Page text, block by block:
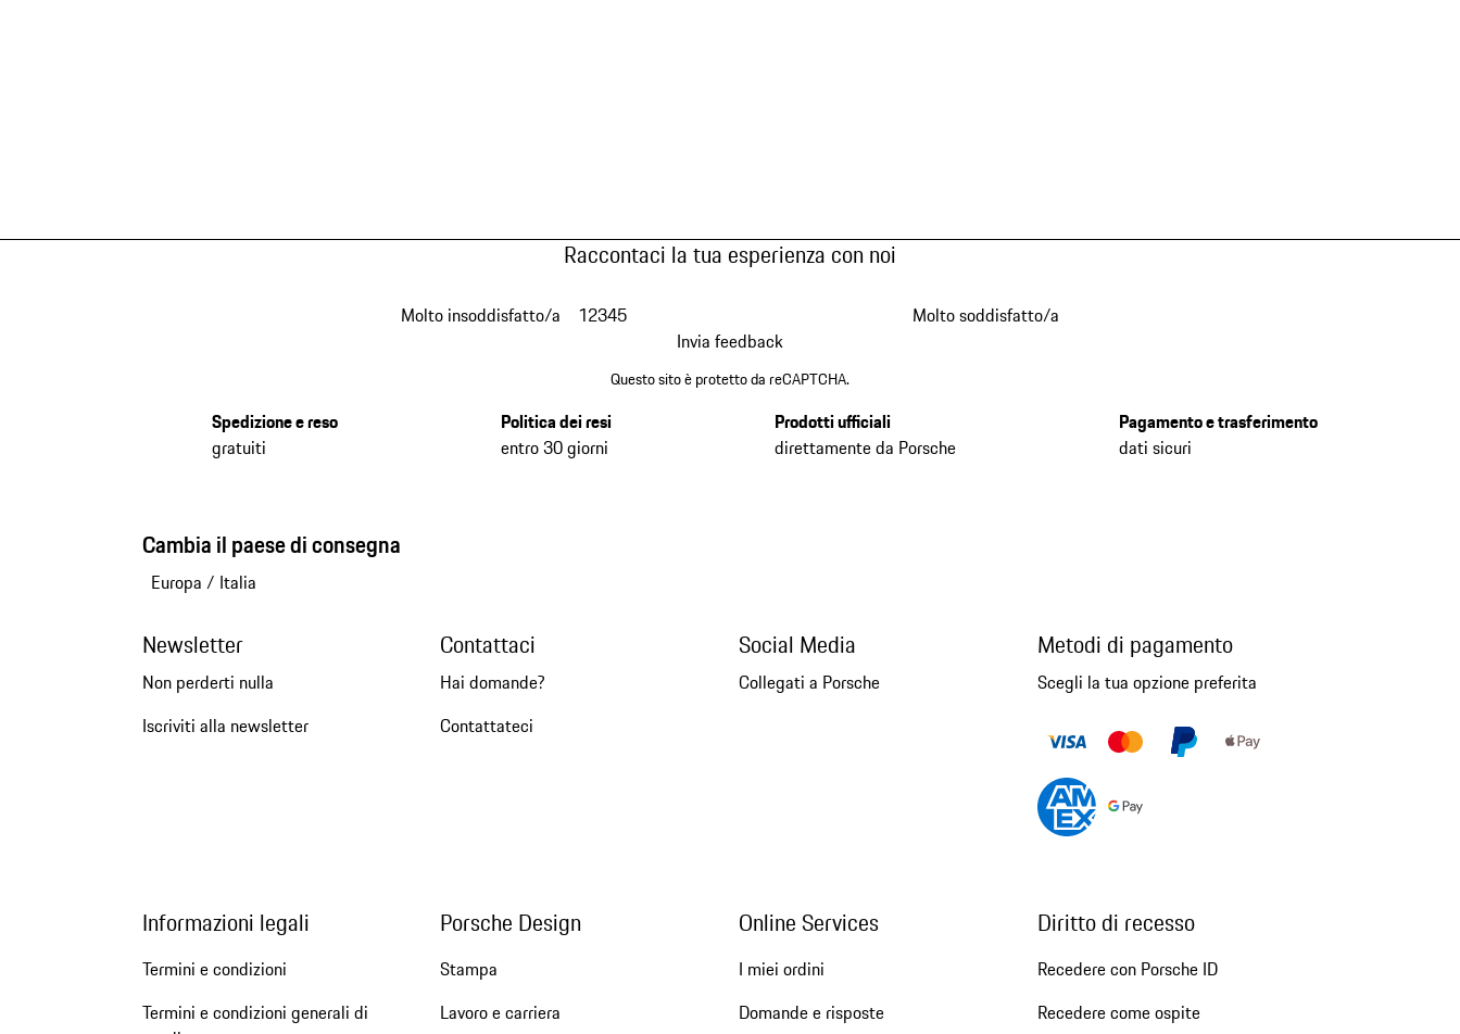
Raccontaci la tua esperienza con noi
Molto insoddisfatto/a 12345
Molto soddisfatto/a
Invia feedback
Questo sito è protetto da reCAPTCHA.
Spedizione e reso
gratuiti
Politica dei resi
entro 30 giorni
Prodotti ufficiali
direttamente da Porsche
Pagamento e trasferimento
dati sicuri
Cambia il paese di consegna
Europa / Italia
Newsletter
Non perderti nulla
Iscriviti alla newsletter
Contattaci
Hai domande?
Contattateci
Social Media
Collegati a Porsche
Metodi di pagamento
Scegli la tua opzione preferita
Informazioni legali
Termini e condizioni
Termini e condizioni generali di
Porsche Design
Stampa
Lavoro e carriera
Online Services
I miei ordini
Domande e risposte
Diritto di recesso
Recedere con Porsche ID
Recedere come ospite